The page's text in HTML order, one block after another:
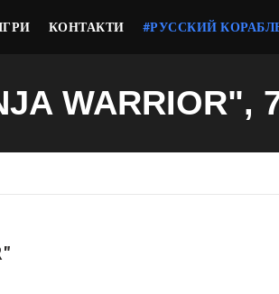
КОНТАКТИ #РУССКИЙ